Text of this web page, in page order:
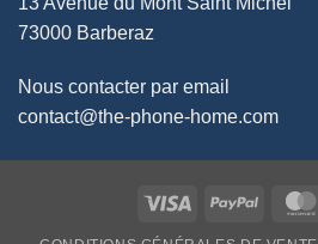
73000 Barberaz
Nous contacter par email
contact@the-phone-home.com
Visa PayPal